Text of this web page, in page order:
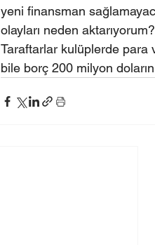
yeni finansman
olayları neden
Taraftarlar kulüplerde para
bile borç 200 milyon